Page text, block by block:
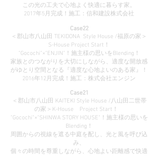
この光の工夫で心地よく快適に暮らす家。
2017年5月完成！施工：信和建設株式会社
Case22
＜郡山市八山田 TEKIDONA Style House /福原の家＞
S-House Project Start！
"Gocochi"×"ENJIN"！施主様の思いをBlending！
家族とのつながりを大切にしながら、適度な開放感
がゆとり空間となる『適度な心地よいのある家』！
2016年12月完成！施工：株式会社エンジン
Case21
＜郡山市八山田 KAITEKI Style House /八山田二世帯
の家＞K-House Project Start！
"Gocochi"×"SHINWA STORY HOUSE"！施主様の思いを
Blending！
周囲からの視線を遮る中庭を配し、光と風を呼び込
み、
個々の時間を尊重しながら、心地よい距離感で快適